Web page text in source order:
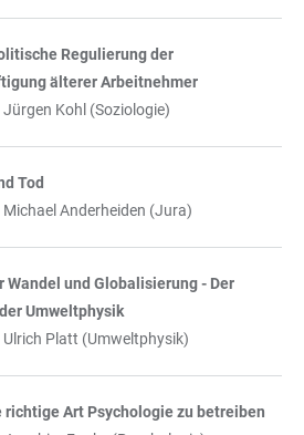
Regulierung der
älterer Arbeitnehmer
Jürgen Kohl (Soziologie)
Tod
Michael Anderheiden (Jura)
Wandel und Globalisierung - Der
Umweltphysik
Ulrich Platt (Umweltphysik)
richtige Art Psychologie zu betreiben